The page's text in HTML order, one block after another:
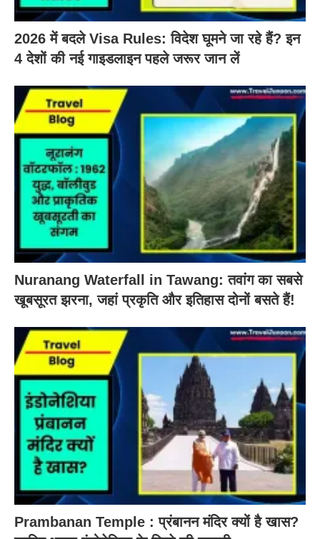
2026 में बदले Visa Rules: विदेश घूमने जा रहे हैं? इन
4 देशों की नई गाइडलाइन पहले जरूर जान लें
Nuranang Waterfall in Tawang: तवांग का सबसे
खूबसूरत झरना, जहां प्रकृति और इतिहास दोनों बसते हैं!
Prambanan Temple : प्रंबानन मंदिर क्यों है खास?